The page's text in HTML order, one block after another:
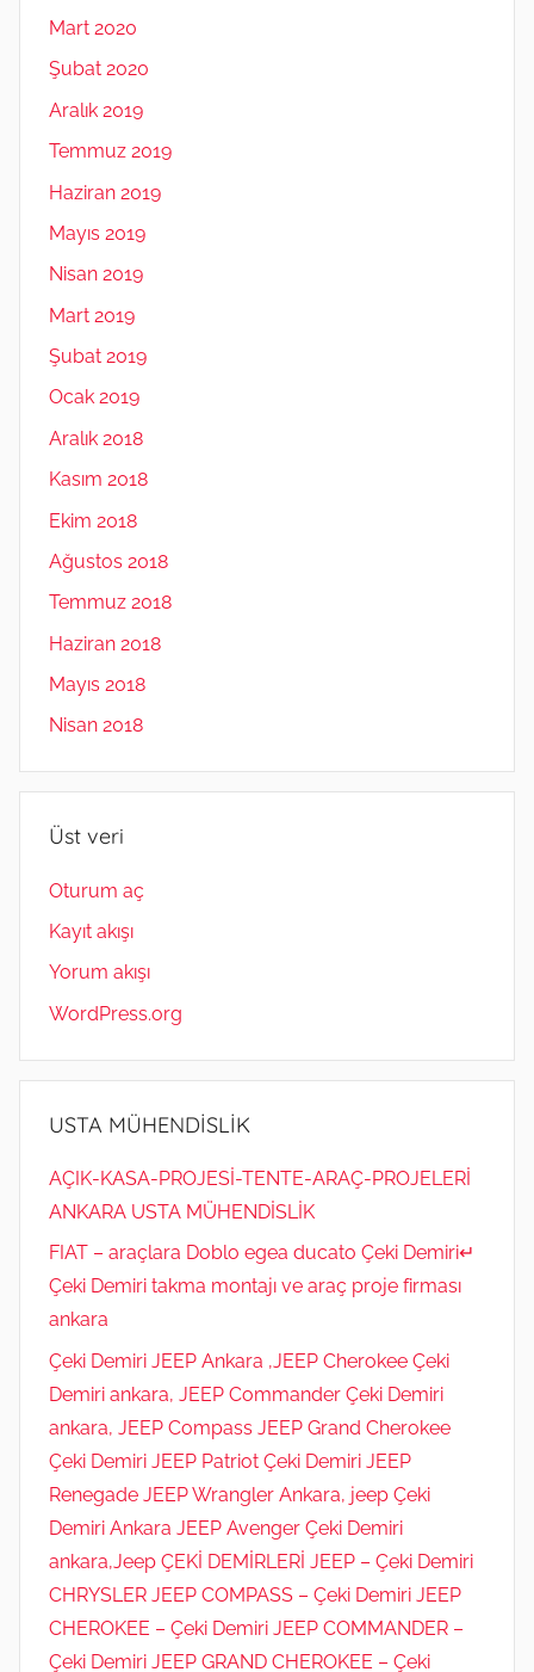
Mart 2020
Şubat 2020
Aralık 2019
Temmuz 2019
Haziran 2019
Mayıs 2019
Nisan 2019
Mart 2019
Şubat 2019
Ocak 2019
Aralık 2018
Kasım 2018
Ekim 2018
Ağustos 2018
Temmuz 2018
Haziran 2018
Mayıs 2018
Nisan 2018
Üst veri
Oturum aç
Kayıt akışı
Yorum akışı
WordPress.org
USTA MÜHENDİSLİK
AÇIK-KASA-PROJESİ-TENTE-ARAÇ-PROJELERİ
ANKARA USTA MÜHENDİSLİK
FIAT – araçlara Doblo egea ducato Çeki Demiri↵
Çeki Demiri takma montajı ve araç proje firması
ankara
Çeki Demiri JEEP Ankara ,JEEP Cherokee Çeki
Demiri ankara, JEEP Commander Çeki Demiri
ankara, JEEP Compass JEEP Grand Cherokee
Çeki Demiri JEEP Patriot Çeki Demiri JEEP
Renegade JEEP Wrangler Ankara, jeep Çeki
Demiri Ankara JEEP Avenger Çeki Demiri
ankara,Jeep ÇEKİ DEMİRLERİ JEEP – Çeki Demiri
CHRYSLER JEEP COMPASS – Çeki Demiri JEEP
CHEROKEE – Çeki Demiri JEEP COMMANDER –
Çeki Demiri JEEP GRAND CHEROKEE – Çeki